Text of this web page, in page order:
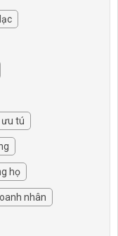
ưu tú
họ
nhân